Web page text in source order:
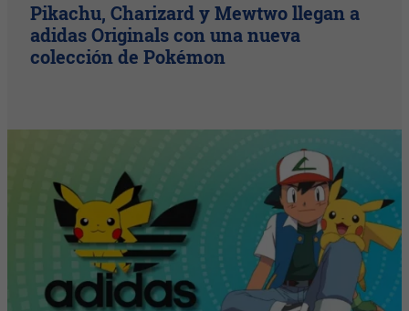
Pikachu, Charizard y Mewtwo llegan a
adidas Originals con una nueva
colección de Pokémon